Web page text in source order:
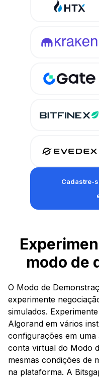
Cadastre-
modo de
O Modo de
experimente
simulados.
Algorand em vários
configurações em
conta virtual do Modo
mesmas condições de
na plataforma. A